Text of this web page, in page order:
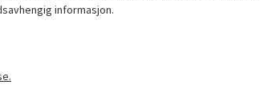
informasjon.